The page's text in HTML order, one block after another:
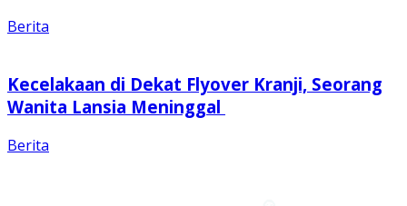
Berita
Kecelakaan di Dekat Flyover Kranji, Seorang
Wanita Lansia Meninggal
Berita